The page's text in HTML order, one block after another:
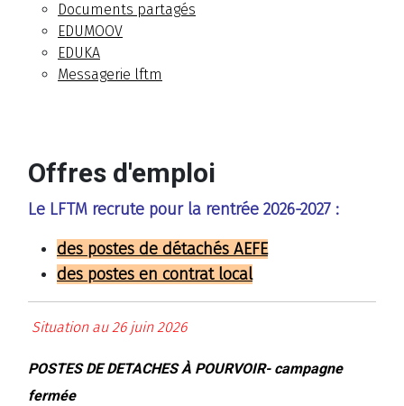
Documents partagés
EDUMOOV
EDUKA
Messagerie lftm
Offres d'emploi
Le LFTM recrute pour la rentrée 2026-2027 :
des postes de détachés AEFE
des postes en contrat local
Situation au 26 juin 2026
POSTES DE DETACHES À POURVOIR- campagne
fermée